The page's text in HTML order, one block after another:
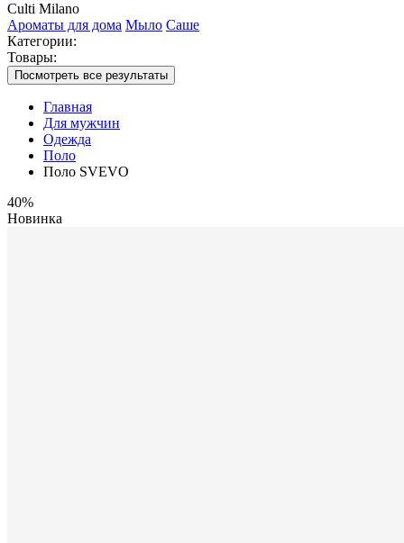
Culti Milano
Ароматы для дома Мыло Саше
Категории:
Товары:
Посмотреть все результаты
Главная
Для мужчин
Одежда
Поло
Поло SVEVO
40%
Новинка